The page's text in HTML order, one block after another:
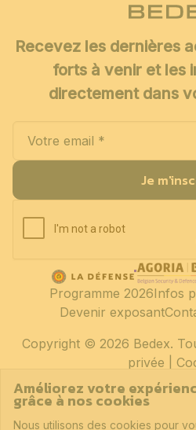
Recevez les dernières
forts à venir et les
directement dans
Je
Copyright © 2026 Bedex.
privée
Programme 2026Infos
Devenir exposant
Améliorez votre
grâce à nos cookies
Nous utilisons des cookies pour